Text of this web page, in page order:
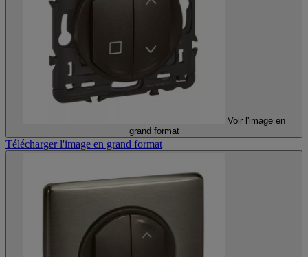
Voir l'image en
grand format
Télécharger l'image en grand format